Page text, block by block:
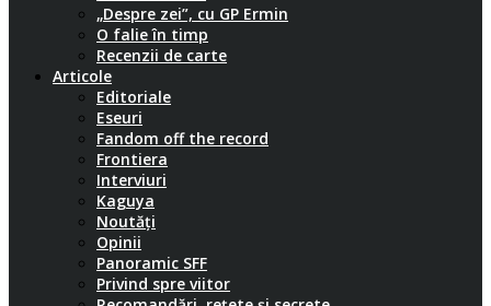
„Despre zei”, cu GP Ermin
O falie în timp
Recenzii de carte
Articole
Editoriale
Eseuri
Fandom off the record
Frontiera
Interviuri
Kaguya
Noutăți
Opinii
Panoramic SFF
Privind spre viitor